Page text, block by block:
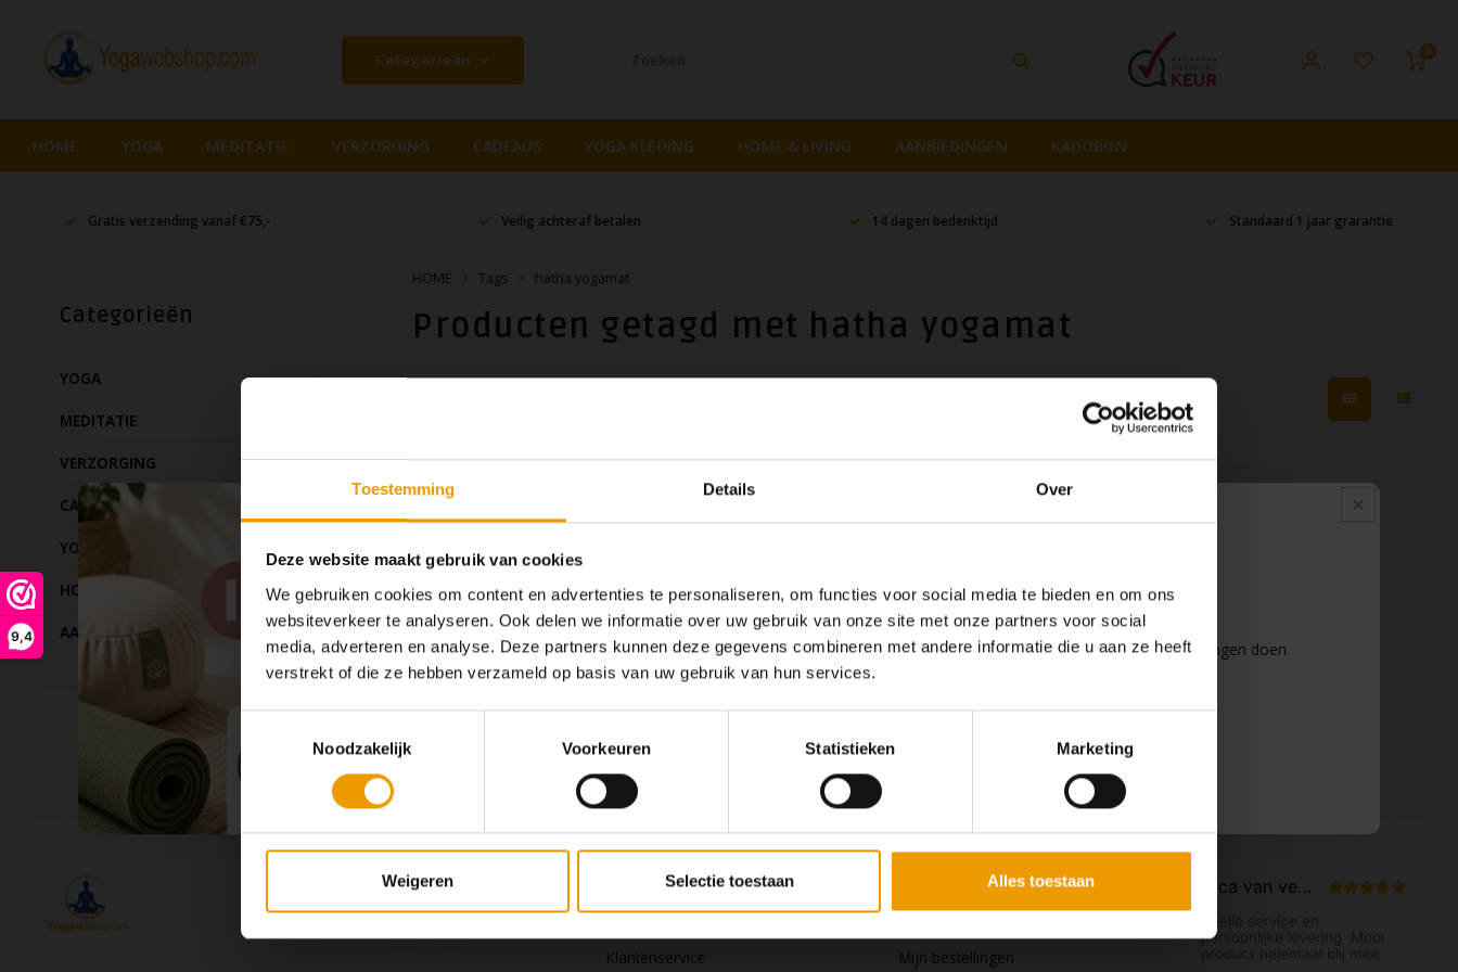
Pauze
Op dit moment houden wij pauze en kunt u geen bestellingen doen.
9,4
Toestemming Details Over
Deze website maakt gebruik van cookies
We gebruiken cookies om content en advertenties te personaliseren, om functies voor social media te bieden en om ons
websiteverkeer te analyseren. Ook delen we informatie over uw gebruik van onze site met onze partners voor social
media, adverteren en analyse. Deze partners kunnen deze gegevens combineren met andere informatie die u aan ze heeft
verstrekt of die ze hebben verzameld op basis van uw gebruik van hun services.
Noodzakelijk
Voorkeuren Statistieken Marketing
Weigeren Selectie toestaan Alles toestaan
Categorieën 0
HOME YOGA MEDITATIE VERZORGING CADEAUS YOGA KLEDING HOME & LIVING AANBIEDINGEN KADOBON
Gratis verzending vanaf €75,- Veilig achteraf betalen 14 dagen bedenktijd Standaard 1 jaar grarantie
Categorieën
YOGA
MEDITATIE
VERZORGING
CADEAUS
YOGA KLEDING
HOME & LIVING
AANBIEDINGEN
HOME Tags hatha yogamat
Producten getagd met hatha yogamat
Geen producten gevonden!...
Volg ons Klantenservice
Klantenservice
Mijn account
Mijn bestellingen